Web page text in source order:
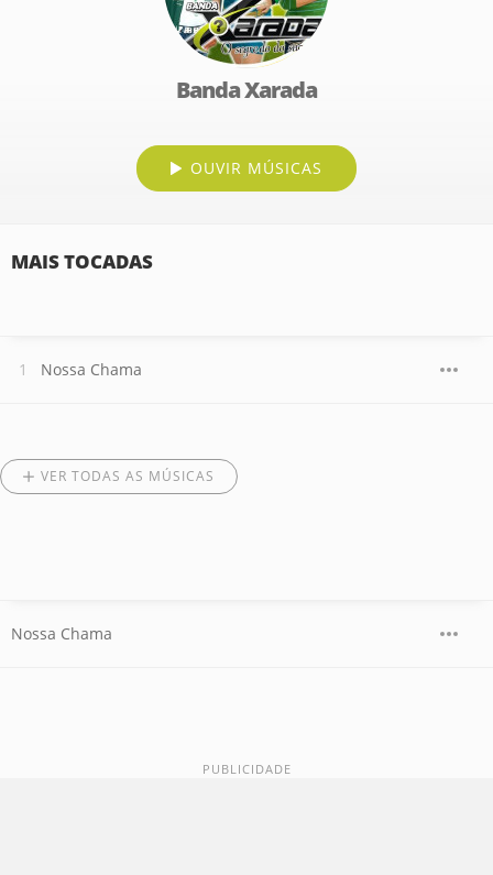
Banda Xarada
OUVIR MÚSICAS
MAIS TOCADAS
Nossa Chama
VER TODAS AS MÚSICAS
Nossa Chama